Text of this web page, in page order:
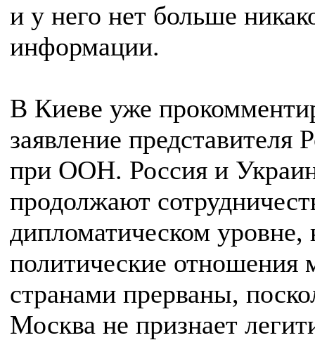
и у него нет больше
информации.
В Киеве уже
заявление представителя
при ООН. Россия и
продолжают
дипломатическом уровне,
политические отношения
странами прерваны,
Москва не признает